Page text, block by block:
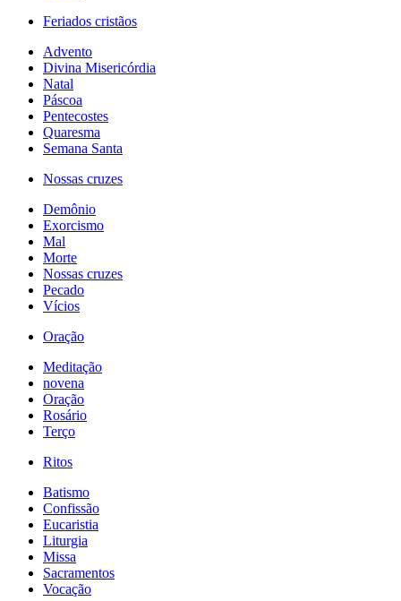
Feriados cristãos
Advento
Divina Misericórdia
Natal
Páscoa
Pentecostes
Quaresma
Semana Santa
Nossas cruzes
Demônio
Exorcismo
Mal
Morte
Nossas cruzes
Pecado
Vícios
Oração
Meditação
novena
Oração
Rosário
Terço
Ritos
Batismo
Confissão
Eucaristia
Liturgia
Missa
Sacramentos
Vocação